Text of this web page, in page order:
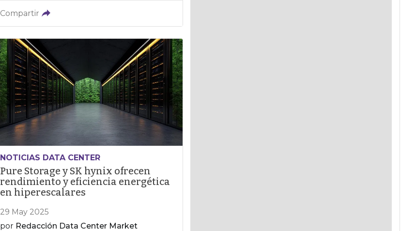
Compartir
NOTICIAS DATA CENTER
Pure Storage y SK hynix ofrecen
rendimiento y eficiencia energética
en hiperescalares
29 May 2025
por Redacción Data Center Market